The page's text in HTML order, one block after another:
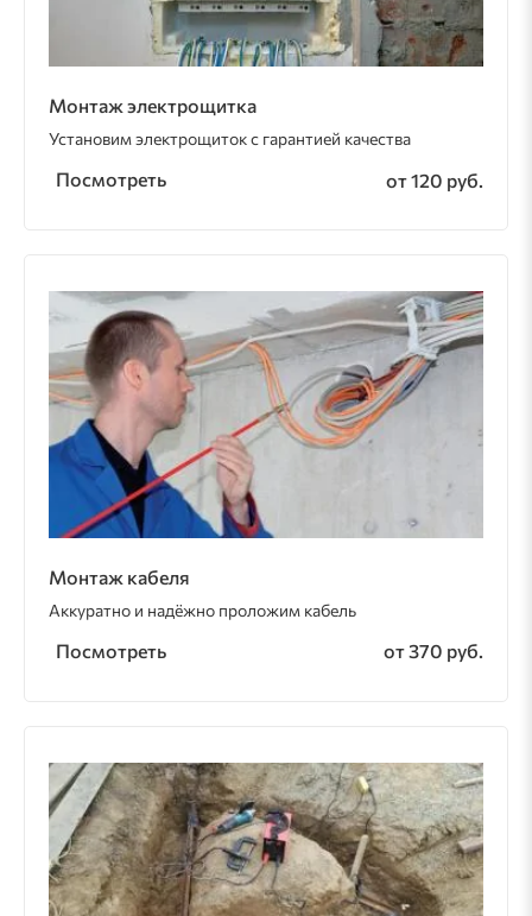
Монтаж электрощитка
Установим электрощиток с гарантией качества
Посмотреть от 120 руб.
Монтаж кабеля
Аккуратно и надёжно проложим кабель
Посмотреть от 370 руб.